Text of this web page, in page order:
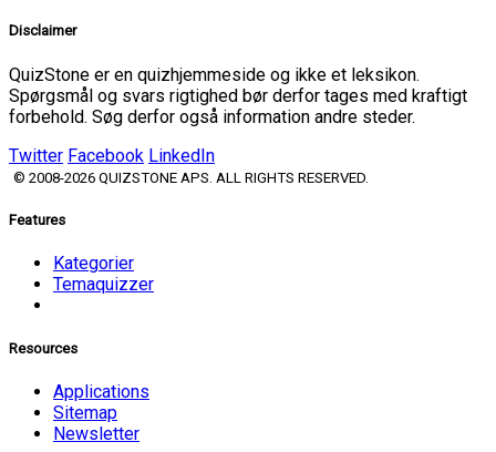
Disclaimer
QuizStone er en quizhjemmeside og ikke et leksikon.
Spørgsmål og svars rigtighed bør derfor tages med kraftigt
forbehold. Søg derfor også information andre steder.
Twitter Facebook LinkedIn
© 2008-2026 QUIZSTONE APS. ALL RIGHTS RESERVED.
Features
Kategorier
Temaquizzer
Resources
Applications
Sitemap
Newsletter